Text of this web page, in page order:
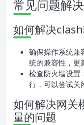
常见问题解决
如何解决
确保操作系统兼
统的兼容性，更
检查防火墙设置
行，可以尝试关
如何解决网关
量的问题